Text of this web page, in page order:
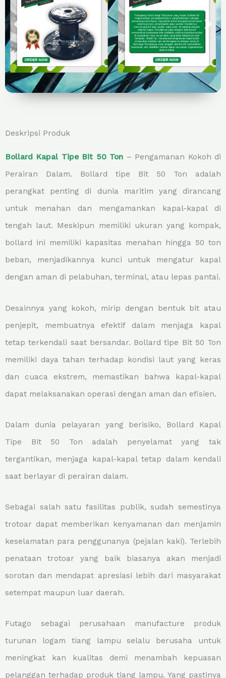
Deskripsi Produk
Bollard Kapal Tipe Bit 50 Ton – Pengamanan Kokoh di
Perairan Dalam. Bollard tipe Bit 50 Ton adalah
perangkat penting di dunia maritim yang dirancang
untuk menahan dan mengamankan kapal-kapal di
tengah laut. Meskipun memiliki ukuran yang kompak,
bollard ini memiliki kapasitas menahan hingga 50 ton
beban, menjadikannya kunci untuk mengatur kapal
dengan aman di pelabuhan, terminal, atau lepas pantai.
Desainnya yang kokoh, mirip dengan bentuk bit atau
penjepit, membuatnya efektif dalam menjaga kapal
tetap terkendali saat bersandar. Bollard tipe Bit 50 Ton
memiliki daya tahan terhadap kondisi laut yang keras
dan cuaca ekstrem, memastikan bahwa kapal-kapal
dapat melaksanakan operasi dengan aman dan efisien.
Dalam dunia pelayaran yang berisiko, Bollard Kapal
Tipe Bit 50 Ton adalah penyelamat yang tak
tergantikan, menjaga kapal-kapal tetap dalam kendali
saat berlayar di perairan dalam.
Sebagai salah satu fasilitas publik, sudah semestinya
trotoar dapat memberikan kenyamanan dan menjamin
keselamatan para penggunanya (pejalan kaki). Terlebih
penataan trotoar yang baik biasanya akan menjadi
sorotan dan mendapat apresiasi lebih dari masyarakat
setempat maupun luar daerah.
Futago sebagai perusahaan manufacture produk
turunan logam tiang lampu selalu berusaha untuk
meningkat kan kualitas demi menambah kepuasan
pelanggan terhadap produk tiang lampu. Yang pastinya